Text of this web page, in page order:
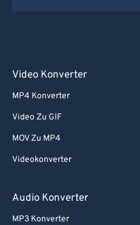
Video Konverter
MP4 Konverter
Video Zu GIF
MOV Zu MP4
Videokonverter
Audio Konverter
MP3 Konverter